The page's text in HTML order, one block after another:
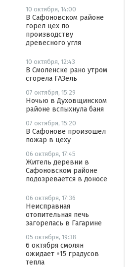
10 октября, 14:00
В Сафоновском районе
горел цех по
производству
древесного угля
10 октября, 12:43
В Смоленске рано утром
сгорела ГАЗель
07 октября, 15:29
Ночью в Духовщинском
районе вспыхнула баня
07 октября, 15:20
В Сафонове произошел
пожар в цеху
06 октября, 17:45
Житель деревни в
Сафоновском районе
подозревается в доносе
06 октября, 17:36
Неисправная
отопительная печь
загорелась в Гагарине
05 октября, 19:38
6 октября смолян
ожидает +15 градусов
тепла